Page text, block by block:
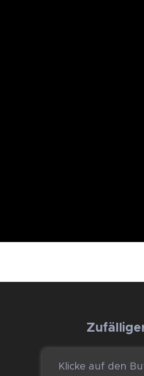
🚀
Klicke auf den